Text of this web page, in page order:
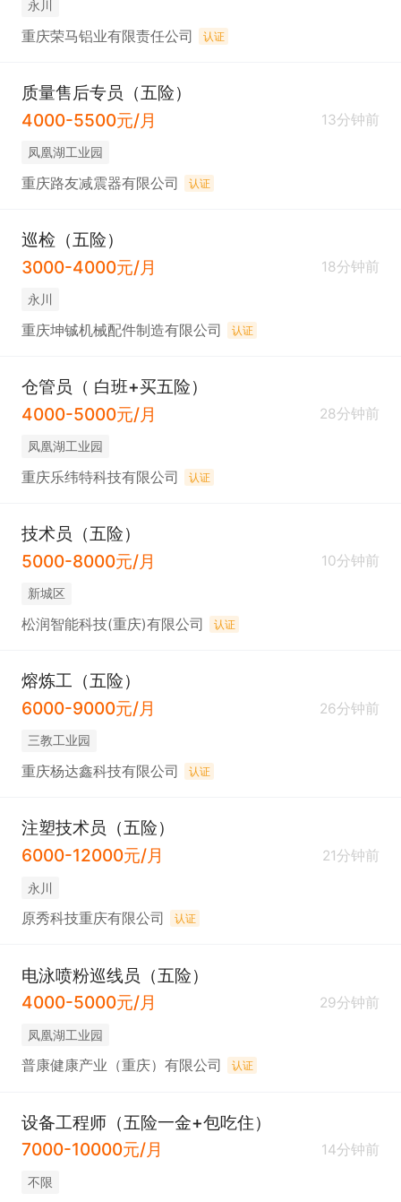
永川
重庆荣马铝业有限责任公司 认证
质量售后专员（五险）
4000-5500元/月
13分钟前
凤凰湖工业园
重庆路友减震器有限公司 认证
巡检（五险）
3000-4000元/月
18分钟前
永川
重庆坤铖机械配件制造有限公司 认证
仓管员（ 白班+买五险）
4000-5000元/月
28分钟前
凤凰湖工业园
重庆乐纬特科技有限公司 认证
技术员（五险）
5000-8000元/月
10分钟前
新城区
松润智能科技(重庆)有限公司 认证
熔炼工（五险）
6000-9000元/月
26分钟前
三教工业园
重庆杨达鑫科技有限公司 认证
注塑技术员（五险）
6000-12000元/月
21分钟前
永川
原秀科技重庆有限公司 认证
电泳喷粉巡线员（五险）
4000-5000元/月
29分钟前
凤凰湖工业园
普康健康产业（重庆）有限公司 认证
设备工程师（五险一金+包吃住）
7000-10000元/月
14分钟前
不限